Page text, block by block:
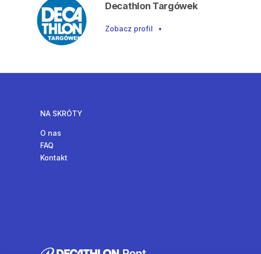
Decathlon Targówek
Zobacz profil •
NA SKRÓTY
O nas
FAQ
Kontakt